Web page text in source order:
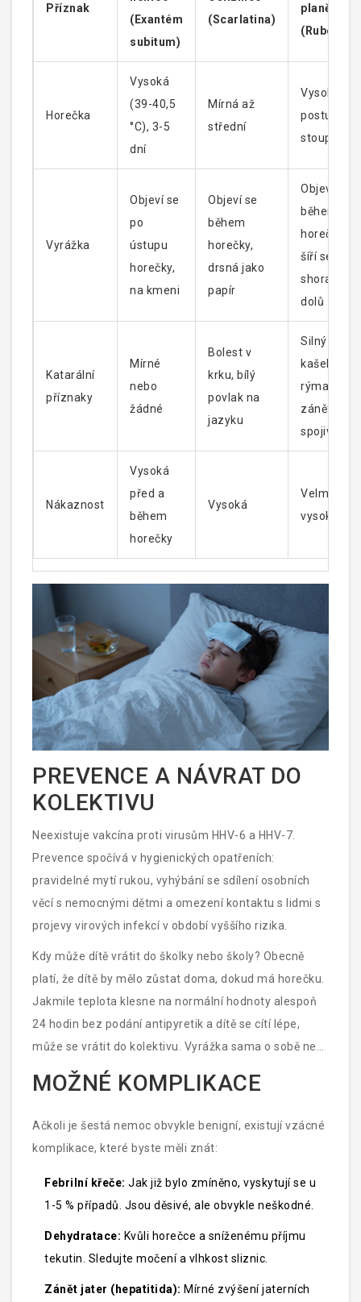
Příznak
(Exantém
subitum)
(Scarlatina)
planěnka
(Rubeola)
Horečka
Vysoká
(39-40,5
°C), 3-5
dní
Mírná až
střední
Vysoká,
postupně
stoupá
Vyrážka
Objeví se
po
ústupu
horečky,
na kmeni
Objeví se
během
horečky,
drsná jako
papír
Objeví se
během
horečky,
šíří se
shora
dolů
Katarální
příznaky
Mírné
nebo
žádné
Bolest v
krku, bílý
povlak na
jazyku
Silný
kašel,
rýma,
zánět
spojivek
Nákaznost
Vysoká
před a
během
horečky
Vysoká
Velmi
vysoká
PREVENCE A NÁVRAT DO
KOLEKTIVU
Neexistuje vakcína proti virusům HHV-6 a HHV-7.
Prevence spočívá v hygienických opatřeních:
pravidelné mytí rukou, vyhýbání se sdílení osobních
věcí s nemocnými dětmi a omezení kontaktu s lidmi s
projevy virových infekcí v období vyššího rizika.
Kdy může dítě vrátit do školky nebo školy? Obecně
platí, že dítě by mělo zůstat doma, dokud má horečku.
Jakmile teplota klesne na normální hodnoty alespoň
24 hodin bez podání antipyretik a dítě se cítí lépe,
může se vrátit do kolektivu. Vyrážka sama o sobě není
známkou nákaznosti; dítě je nakažlivé především v
fázi horečky a krátce před jejím nástupem. Po
MOŽNÉ KOMPLIKACE
Ačkoli je šestá nemoc obvykle benigní, existují vzácné
komplikace, které byste měli znát:
Febrilní křeče: Jak již bylo zmíněno, vyskytují se u
1-5 % případů. Jsou děsivé, ale obvykle neškodné.
Dehydratace: Kvůli horečce a sníženému příjmu
tekutin. Sledujte močení a vlhkost sliznic.
Zánět jater (hepatitida): Mírné zvýšení jaterních